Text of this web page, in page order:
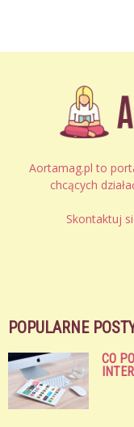
Aortamag.pl to
chcących
Skontaktuj
POPULARNE
CO